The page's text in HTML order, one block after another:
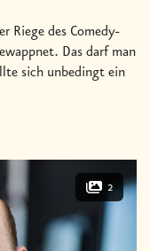
Riege des Comedy-
Das darf man
sich unbedingt ein
2